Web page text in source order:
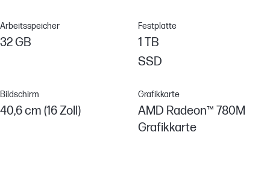
Arbeitsspeicher
32 GB
Festplatte
1 TB
SSD
Bildschirm
40,6 cm (16 Zoll)
Grafikkarte
AMD Radeon™ 780M
Grafikkarte